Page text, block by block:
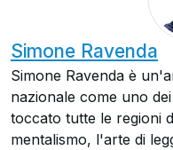
Simone Ravenda
Simone Ravenda è
nazionale come uno
toccato tutte le regioni
mentalismo, l'arte di